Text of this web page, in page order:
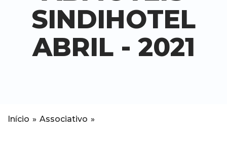
SINDIHOTEL
ABRIL - 2021
Início » Associativo »